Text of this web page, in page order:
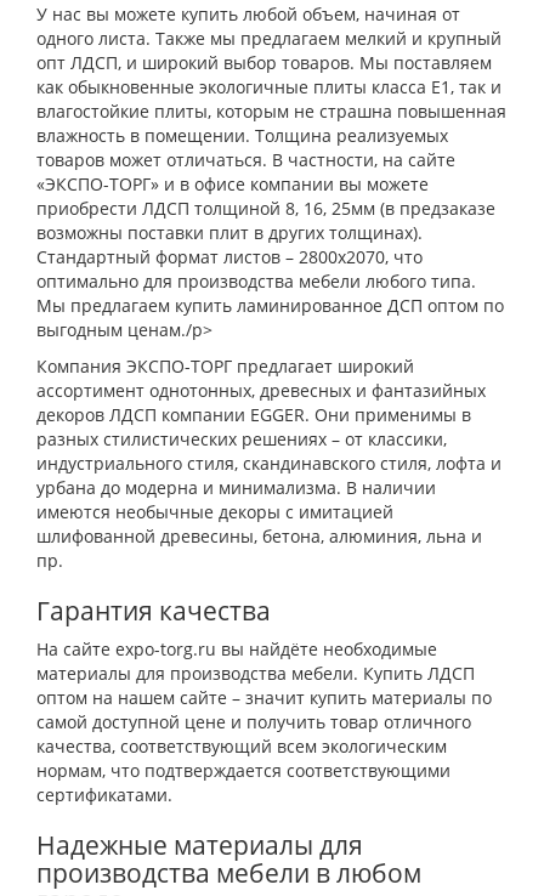
У нас вы можете купить любой объем, начиная от
одного листа. Также мы предлагаем мелкий и крупный
опт ЛДСП, и широкий выбор товаров. Мы поставляем
как обыкновенные экологичные плиты класса Е1, так и
влагостойкие плиты, которым не страшна повышенная
влажность в помещении. Толщина реализуемых
товаров может отличаться. В частности, на сайте
«ЭКСПО-ТОРГ» и в офисе компании вы можете
приобрести ЛДСП толщиной 8, 16, 25мм (в предзаказе
возможны поставки плит в других толщинах).
Стандартный формат листов – 2800х2070, что
оптимально для производства мебели любого типа.
Мы предлагаем купить ламинированное ДСП оптом по
выгодным ценам./p>
Компания ЭКСПО-ТОРГ предлагает широкий
ассортимент однотонных, древесных и фантазийных
декоров ЛДСП компании EGGER. Они применимы в
разных стилистических решениях – от классики,
индустриального стиля, скандинавского стиля, лофта и
урбана до модерна и минимализма. В наличии
имеются необычные декоры с имитацией
шлифованной древесины, бетона, алюминия, льна и
пр.
Гарантия качества
На сайте expo-torg.ru вы найдёте необходимые
материалы для производства мебели. Купить ЛДСП
оптом на нашем сайте – значит купить материалы по
самой доступной цене и получить товар отличного
качества, соответствующий всем экологическим
нормам, что подтверждается соответствующими
сертификатами.
Надежные материалы для
производства мебели в любом